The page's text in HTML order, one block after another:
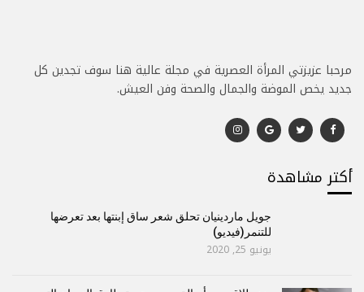
مرحبا عزيزتي المرأة العصرية في مجلة عالية هنا سوف تجدين كل
جديد يخص الموضة والجمال والصحة وفن العيش.
أكتر مشاهدة
جويل ماردينيان تحلق شعر ساق إبنتها بعد تعرضها
للتنمر(فيديو)
يونيو 25, 2020